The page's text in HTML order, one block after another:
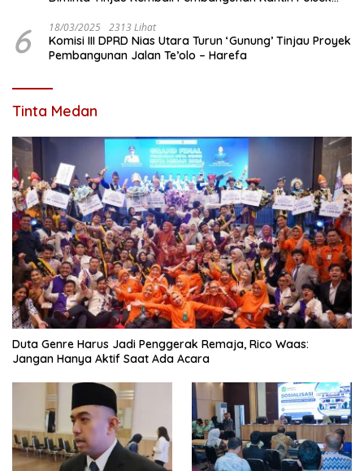
6 18/03/2025 2313 Lihat
Komisi III DPRD Nias Utara Turun ‘Gunung’ Tinjau Proyek
Pembangunan Jalan Te’olo – Harefa
Tinta Medan
Duta Genre Harus Jadi Penggerak Remaja, Rico Waas:
Jangan Hanya Aktif Saat Ada Acara